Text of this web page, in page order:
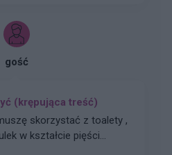
tabletkę ?
gość
(krępująca treść)
skorzystać z toalety ,
w kształcie pięści